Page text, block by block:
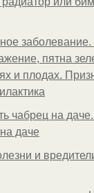
пятна
и плодах.
чабрец на
даче
и